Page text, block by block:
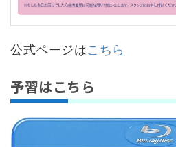
公式ページはこちら
予習はこちら